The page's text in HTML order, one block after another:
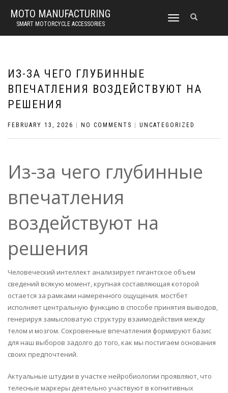
MOTO MANUFACTURING
SMART MOTORCYCLE ACCESSORIES
TOGGLE
ИЗ-ЗА ЧЕГО ГЛУБИННЫЕ
ВПЕЧАТЛЕНИЯ ВОЗДЕЙСТВУЮТ НА
РЕШЕНИЯ
FEBRUARY 13, 2026 NO COMMENTS UNCATEGORIZED
Из-за чего глубинные
впечатления
воздействуют на
решения
Человеческий интеллект анализирует гигантское объем
сведений всякую момент, крупная составляющая которой
остается за рамками намеренного ощущения. мостбет
исполняет центральную функцию в способе принятия выводов,
генерируя замысловатую структуру взаимодействия между
телом и мозгом. Сокровенные впечатления формируют базис
для наш выборов задолго до того, как мы постигаем основания
своих предпочтений.
Актуальные штудии в участке нейробиологии проявляют, что
телесные маркеры деятельно участвуют в когнитивных